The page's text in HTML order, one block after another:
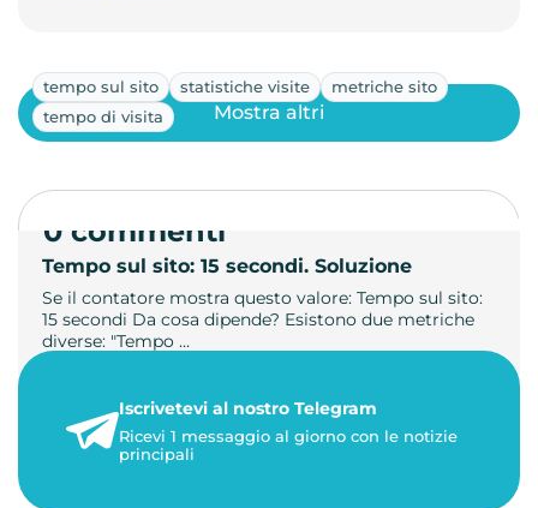
tempo sul sito statistiche visite
metriche sito
tempo di visita
Tempo sul sito: 15 secondi. Soluzione
Se il contatore mostra questo valore: Tempo sul sito:
15 secondi Da cosa dipende? Esistono due metriche
diverse: "Tempo …
3 minuti di lettura
Mostra altri
0 commenti
Iscrivetevi al nostro Telegram
Ricevi 1 messaggio al giorno con le notizie
principali